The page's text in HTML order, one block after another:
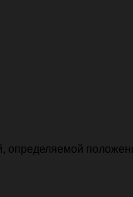
определяемой